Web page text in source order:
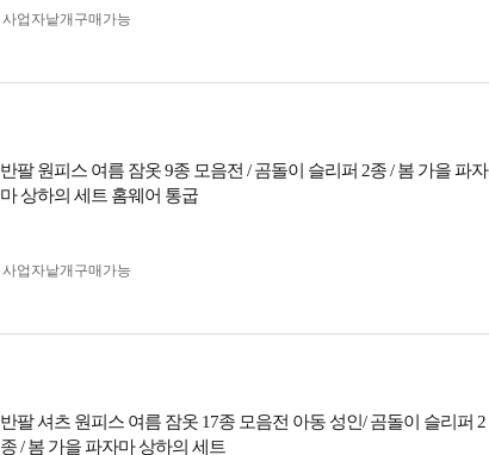
사업자 낱개구매가능
반팔 원피스 여름 잠옷 9종 모음전 / 곰돌이 슬리퍼 2종 / 봄 가을 파자
마 상하의 세트 홈웨어 통굽
사업자 낱개구매가능
반팔 셔츠 원피스 여름 잠옷 17종 모음전 아동 성인/ 곰돌이 슬리퍼 2
종 / 봄 가을 파자마 상하의 세트